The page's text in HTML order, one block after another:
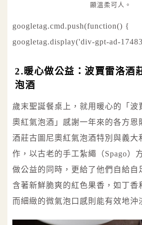
顯溫柔可人。
googletag.cmd.push(function() {
googletag.display('div-gpt-ad-
2.暖心做公益：波賈雷洛酒
泡酒
歲末聖誕餐桌上，就用暖心的「波
奧紅氣泡酒」感謝一年來的各方恩
酒莊古圖尼奧紅氣泡酒特別與義大
作，以古老的手工紮繩（Spago）
做公益的同時，更給了他們自給自
含著新鮮脆爽的紅色果香，如丁香
而細緻的微氣泡口感則能有效地沖